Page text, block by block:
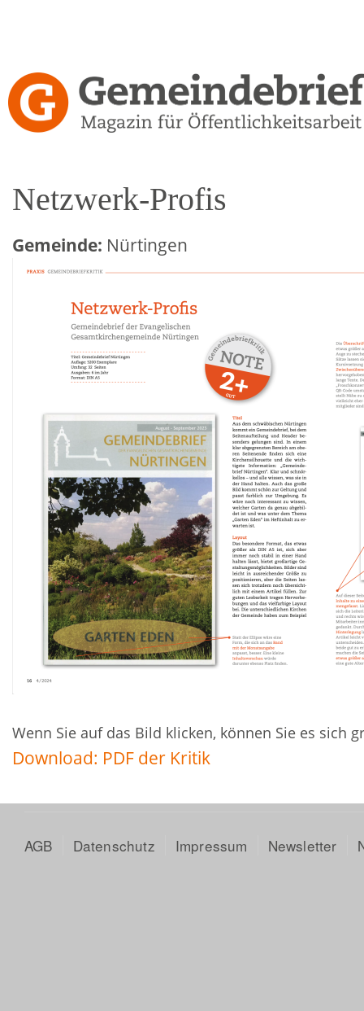
Gemeindebrief-
Kritiken
Netzwerk-Profis
Gemeinde: Nürtingen
Wenn Sie auf das Bild klicken, können Sie es sich
Download: PDF der Kritik
AGB Datenschutz Impressum Newsletter